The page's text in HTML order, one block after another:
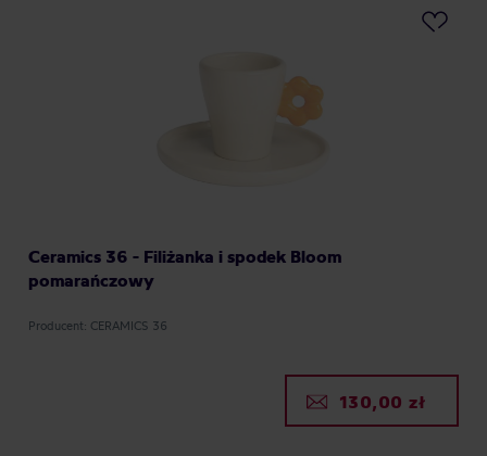
Ceramics 36 - Filiżanka i spodek Bloom
pomarańczowy
Producent: CERAMICS 36
130,00 zł